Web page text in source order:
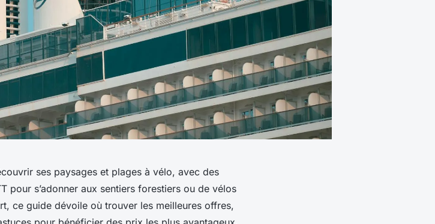
ses paysages et plages à vélo, avec des
pour s’adonner aux sentiers forestiers ou de vélos
ce guide dévoile où trouver les meilleures offres,